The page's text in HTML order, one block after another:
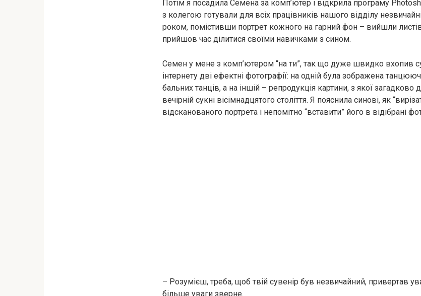
Потім я посадила Семена за комп’ютер і відкрила програму
з колегою готували для всіх працівників нашого відділу
роком, помістивши портрет кожного на гарний фон – вийшли
прийшов час ділитися своїми навичками з сином.
Семен у мене з комп’ютером “на ти”, так що дуже швидко вхопив
інтернету дві ефектні фотографії: на одній була зображена
бальних танців, а на іншій – репродукція картини, з якої загадково
вечірній сукні вісімнадцятого століття. Я пояснила синові, як
відсканованого портрета і непомітно “вставити” його в відібрані
– Розумієш, треба, щоб твій сувенір був незвичайний, привертав
більше уваги зверне.